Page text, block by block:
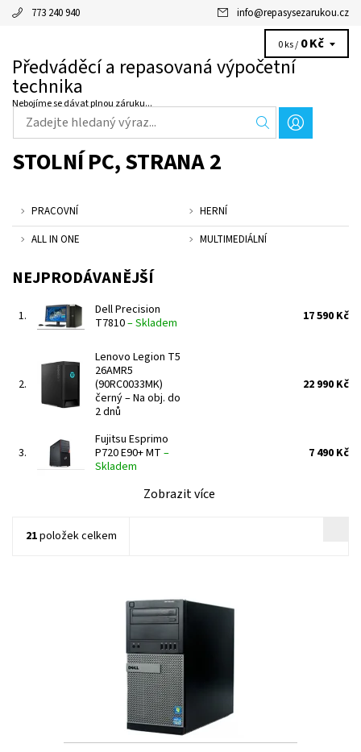
773 240 940 info@repasysezarukou.cz
Předváděcí a repasovaná výpočetní
technika
Nebojíme se dávat plnou záruku...
0 ks / 0 Kč
STOLNÍ PC, STRANA 2
PRACOVNÍ
HERNÍ
ALL IN ONE
MULTIMEDIÁLNÍ
NEJPRODÁVANĚJŠÍ
1.
Dell Precision
T7810–Skladem 17 590 Kč
2.
Lenovo Legion T5
26AMR5
(90RC0033MK)
černý–Na obj. do
2 dnů
22 990 Kč
3.
Fujitsu Esprimo
P720 E90+ MT –
Skladem
7 490 Kč
Zobrazit více
21položek celkem
nVidia GeForce GTX 1650, Windows 7 Professional....
Na obj. do 2 dnů
2 roky